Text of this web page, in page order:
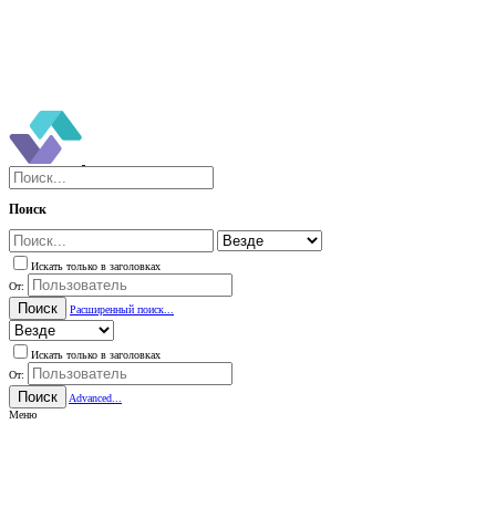
Поиск
Искать только в заголовках
От:
Поиск Расширенный поиск...
Искать только в заголовках
От:
Поиск
Advanced...
Меню